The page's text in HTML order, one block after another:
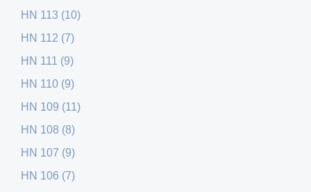
HN 113 (10)
HN 112 (7)
HN 111 (9)
HN 110 (9)
HN 109 (11)
HN 108 (8)
HN 107 (9)
HN 106 (7)